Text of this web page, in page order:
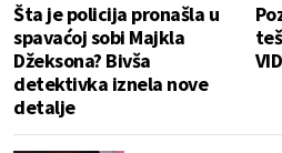
Šta je policija pronašla u
spavaćoj sobi Majkla
Džeksona? Bivša
detektivka iznela nove
detalje